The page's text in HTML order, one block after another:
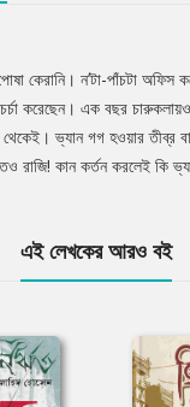
কেরানি। ন’টা-পাঁচটা
করেছেন। এক বছর
ভ্যান গগ হওয়ার তীব্র
রাজি! কান কর্তন করলেই কি
এই লেখকের আরও বই